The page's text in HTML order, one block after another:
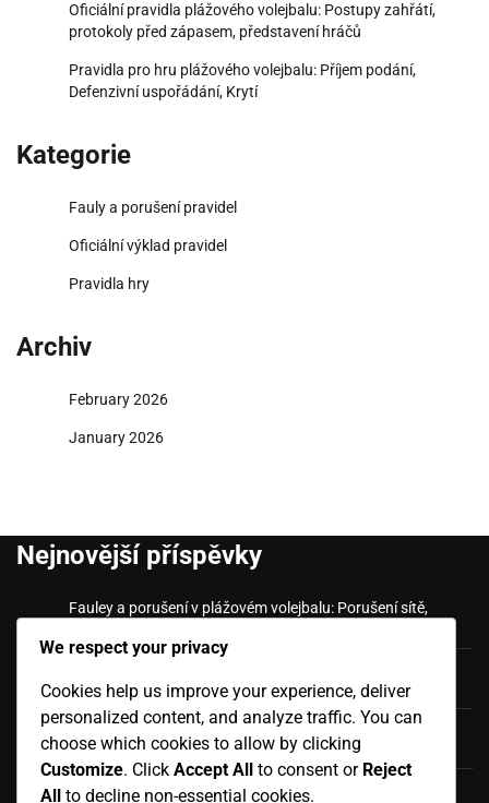
Oficiální pravidla plážového volejbalu: Postupy zahřátí,
protokoly před zápasem, představení hráčů
Pravidla pro hru plážového volejbalu: Příjem podání,
Defenzivní uspořádání, Krytí
Kategorie
Fauly a porušení pravidel
Oficiální výklad pravidel
Pravidla hry
Archiv
February 2026
January 2026
Nejnovější příspěvky
Fauley a porušení v plážovém volejbalu: Porušení sítě,
Tempo, Řízení času
Oficiální pravidla plážového volejbalu: Spor o skóre,
pravomoc rozhodčího, konečná rozhodnutí
Oficiální pravidla plážového volejbalu: Postupy zahřátí,
We respect your privacy
Cookies help us improve your experience, deliver
personalized content, and analyze traffic. You can
choose which cookies to allow by clicking
Customize. Click Accept All to consent or Reject
All to decline non-essential cookies.